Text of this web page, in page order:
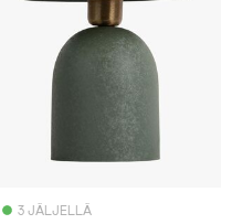
3 JÄLJELLÄ